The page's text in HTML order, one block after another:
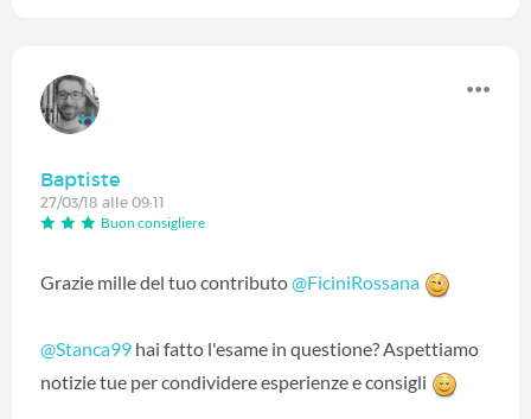
Baptiste
27/03/18 alle 09:11
Buon consigliere
Grazie mille del tuo contributo@FiciniRossana
@Stanca99 ‍ hai fatto l'esame in questione? Aspettiamo
notizie tue per condividere esperienze e consigli